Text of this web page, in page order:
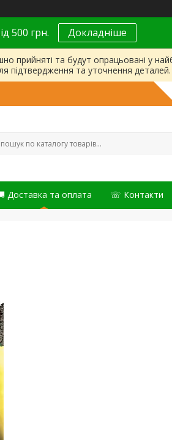
500 грн. Докладніше
прийняті та будут опрацьовані у
підтвердження та уточнення деталей.
Доставка та оплата ☏ Контакти